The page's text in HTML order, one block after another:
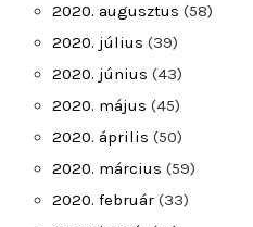
2020. augusztus (58)
2020. július (39)
2020. június (43)
2020. május (45)
2020. április (50)
2020. március (59)
2020. február (33)